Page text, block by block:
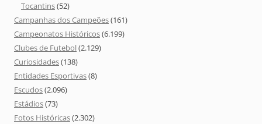
Tocantins(52)
Campanhas dos Campeões(161)
Campeonatos Históricos(6.199)
Clubes de Futebol(2.129)
Curiosidades(138)
Entidades Esportivas(8)
Escudos(2.096)
Estádios(73)
Fotos Históricas(2.302)